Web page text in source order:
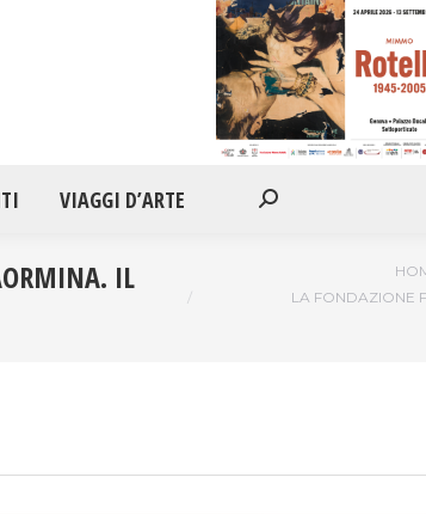
VIAGGI D’ARTE Cerca:
IL
LA FONDAZIONE
APPUNTAMENTI VIAGGI